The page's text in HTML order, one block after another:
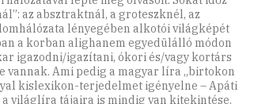
az absztraktnál, a groteszknél, az
lényegében alkotói világképét
a korban alighanem egyedülálló módon
igazodni/igazítani, ókori és/vagy kortárs
vannak. Ami pedig a magyar líra „birtokon
kislexikon-terjedelmet igényelne – Apáti
világlíra tájaira is mindig van kitekintése.